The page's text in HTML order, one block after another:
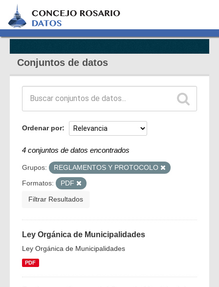
Conjuntos de datos
Ordenar por
4 conjuntos de datos encontrados
Grupos:
REGLAMENTOS Y PROTOCOLO
Formatos:
PDF
Filtrar Resultados
Ley Orgánica de Municipalidades
Ley Orgánica de Municipalidades
PDF